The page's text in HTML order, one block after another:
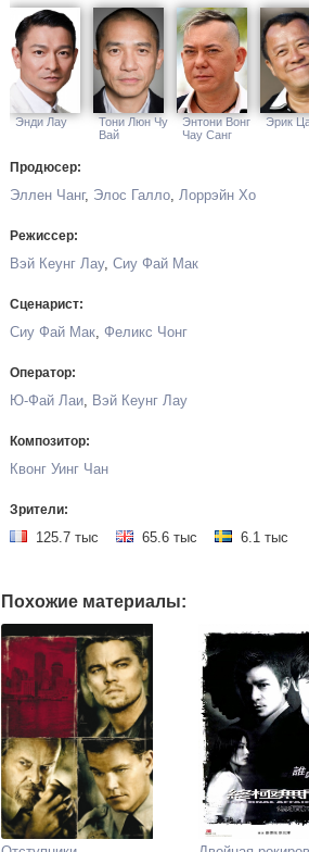
Энди Лау
Тони Люн Чу
Вай
Энтони Вонг
Чау Санг
Эрик
Продюсер:
Эллен Чанг, Элос Галло, Лоррэйн Хо
Режиссер:
Вэй Кеунг Лау, Сиу Фай Мак
Сценарист:
Сиу Фай Мак, Феликс Чонг
Оператор:
Ю-Фай Лаи, Вэй Кеунг Лау
Композитор:
Квонг Уинг Чан
Зрители:
125.7 тыс 65.6 тыс 6.1 тыс
Похожие материалы: